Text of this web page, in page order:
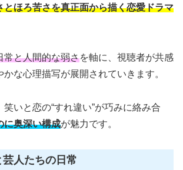
とほろ苦さを真正面から描く恋愛ドラマ
常と人間的な弱さを軸に、視聴者が共感
な心理描写が展開されていきます。
いと恋の“すれ違い”が巧みに絡み合
に奥深い構成が魅力です。
人たちの日常